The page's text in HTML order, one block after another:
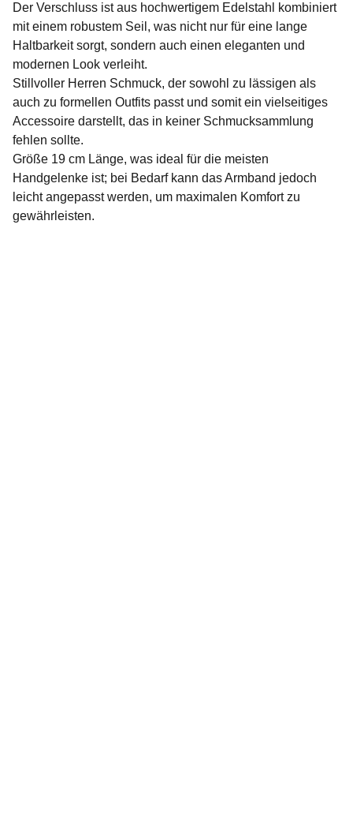
Der Verschluss ist aus hochwertigem Edelstahl kombiniert
mit einem robustem Seil, was nicht nur für eine lange
Haltbarkeit sorgt, sondern auch einen eleganten und
modernen Look verleiht.
Stillvoller Herren Schmuck, der sowohl zu lässigen als
auch zu formellen Outfits passt und somit ein vielseitiges
Accessoire darstellt, das in keiner Schmucksammlung
fehlen sollte.
Größe 19 cm Länge, was ideal für die meisten
Handgelenke ist; bei Bedarf kann das Armband jedoch
leicht angepasst werden, um maximalen Komfort zu
gewährleisten.